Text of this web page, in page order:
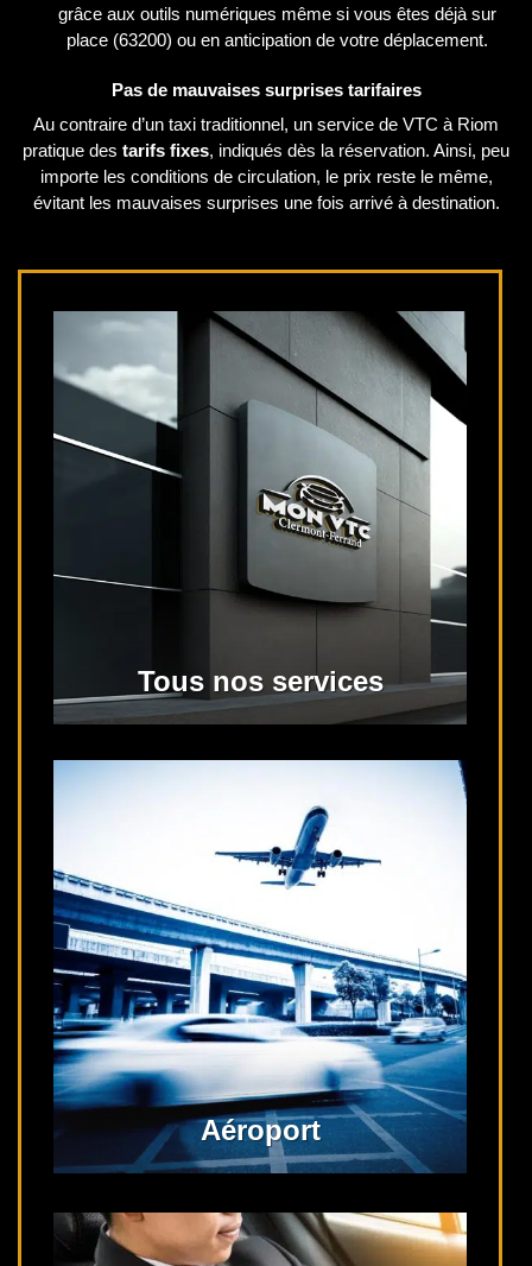
grâce aux outils numériques même si vous êtes déjà sur
place (63200) ou en anticipation de votre déplacement.
Pas de mauvaises surprises tarifaires
Au contraire d’un taxi traditionnel, un service de VTC à Riom
pratique des tarifs fixes, indiqués dès la réservation. Ainsi, peu
importe les conditions de circulation, le prix reste le même,
évitant les mauvaises surprises une fois arrivé à destination.
Tous nos services
Aéroport